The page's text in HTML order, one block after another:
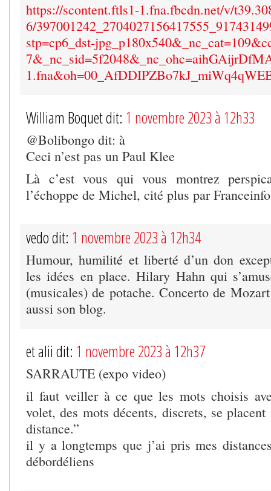
https://scontent.ftls1-1.fna.fbcdn.net/v/
6/
stp=cp6_dst-
William Boquet dit: 1 novembre 2023 à 12h33
@Bolibongo dit: à
Ceci n’est pas un Paul Klee
Là c’est vous qui vous montrez
l’échoppe de Michel, cité plus par Franceinfo
vedo dit: 1 novembre 2023 à 12h34
Humour, humilité et liberté d’un don
les idées en place. Hilary Hahn qui
(musicales) de potache. Concerto de
aussi son blog.
et alii dit: 1 novembre 2023 à 12h37
SARRAUTE (expo video)
il faut veiller à ce que les mots choisis
volet, des mots décents, discrets, se placent
distance.”
il y a longtemps que j’ai pris mes
débordéliens